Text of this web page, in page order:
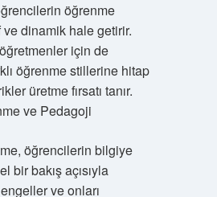
öğrenme
dinamik hale getirir.
için de
öğrenme stillerine hitap
üretme fırsatı tanır.
ve Pedagoji
öğrencilerin bilgiye
bir bakış açısıyla
ve onları